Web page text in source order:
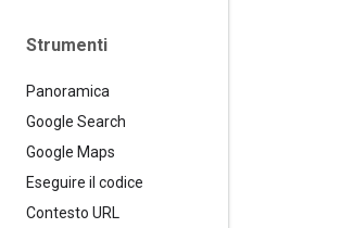
Strumenti
Panoramica
Google Search
Google Maps
Eseguire il codice
Contesto URL